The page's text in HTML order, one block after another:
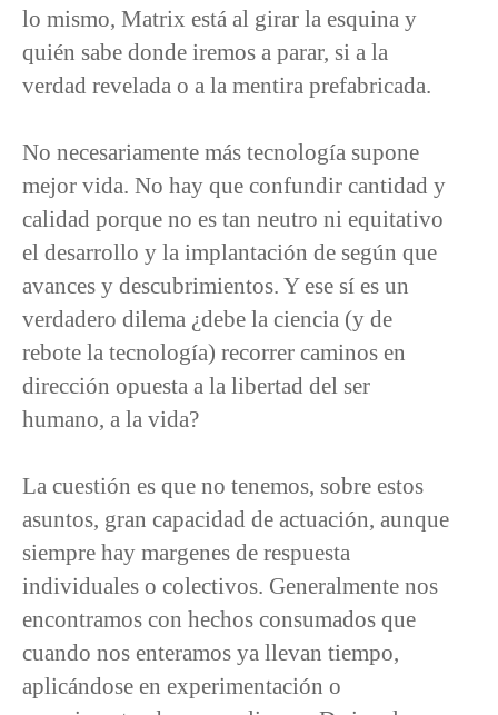
lo mismo, Matrix está al girar la esquina y
quién sabe donde iremos a parar, si a la
verdad revelada o a la mentira prefabricada.
No necesariamente más tecnología supone
mejor vida. No hay que confundir cantidad y
calidad porque no es tan neutro ni equitativo
el desarrollo y la implantación de según que
avances y descubrimientos. Y ese sí es un
verdadero dilema ¿debe la ciencia (y de
rebote la tecnología) recorrer caminos en
dirección opuesta a la libertad del ser
humano, a la vida?
La cuestión es que no tenemos, sobre estos
asuntos, gran capacidad de actuación, aunque
siempre hay margenes de respuesta
individuales o colectivos. Generalmente nos
encontramos con hechos consumados que
cuando nos enteramos ya llevan tiempo,
aplicándose en experimentación o